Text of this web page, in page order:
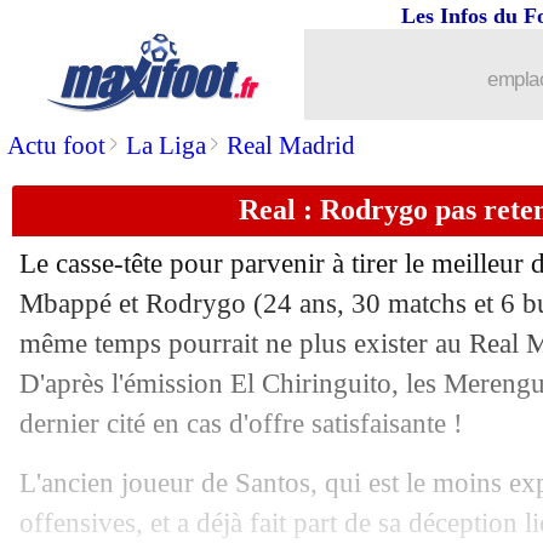
Actu foot> La Liga> Real Madrid
Les Infos du
Real : Rodrygo pas
Le casse-tête pour parvenir à tirer le
Mbappé et Rodrygo (24 ans, 30 matchs et 6
même temps pourrait ne plus exister au Real
D'après l'émission El Chiringuito, les
dernier cité en cas d'offre satisfaisante !
L'ancien joueur de Santos, qui est le moins
offensives, et a déjà fait part de sa déception
: les droits TV, la DNCG prévient
29/04 Bayern: un gardien en partance pour
: L. Yamal - "il n'y a pas d'âge"
29/04 PSG: les 3 milieux préférés de João
29/04 Galatasaray : Man City cible Gabriel
29/04 Bayern : un ex de L2 comme
29/04 L1: la LFP et DAZN proches de la
PSG : parole à la jeunesse